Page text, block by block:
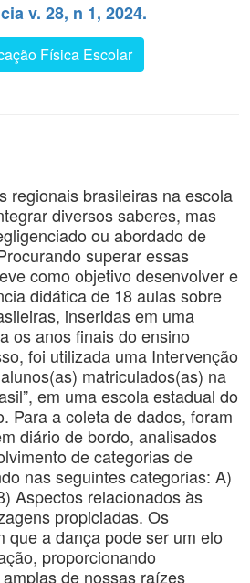
v. 28, n 1, 2024.
Física Escolar
regionais brasileiras na escola
diversos saberes, mas
ou abordado de
superar essas
como objetivo desenvolver e
didática de 18 aulas sobre
inseridas em uma
os anos finais do ensino
foi utilizada uma Intervenção
matriculados(as) na
em uma escola estadual do
Para a coleta de dados, foram
diário de bordo, analisados
de categorias de
nas seguintes categorias: A)
Aspectos relacionados às
propiciadas. Os
que a dança pode ser um elo
proporcionando
de nossas raízes